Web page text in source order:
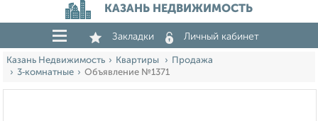
КАЗАНЬ НЕДВИЖИМОСТЬ
Закладки Личный кабинет
Казань Недвижимость Квартиры
Продажа
3‑комнатные
Объявление №1371